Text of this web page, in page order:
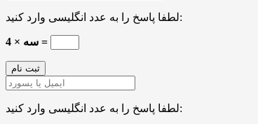
لطفا پاسخ را به عدد انگلیسی وارد کنید:
سه × 4 =
لطفا پاسخ را به عدد انگلیسی وارد کنید: